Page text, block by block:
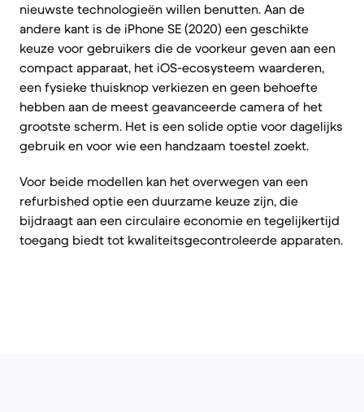
nieuwste technologieën willen benutten. Aan de
andere kant is de iPhone SE (2020) een geschikte
keuze voor gebruikers die de voorkeur geven aan een
compact apparaat, het iOS-ecosysteem waarderen,
een fysieke thuisknop verkiezen en geen behoefte
hebben aan de meest geavanceerde camera of het
grootste scherm. Het is een solide optie voor dagelijks
gebruik en voor wie een handzaam toestel zoekt.
Voor beide modellen kan het overwegen van een
refurbished optie een duurzame keuze zijn, die
bijdraagt aan een circulaire economie en tegelijkertijd
toegang biedt tot kwaliteitsgecontroleerde apparaten.